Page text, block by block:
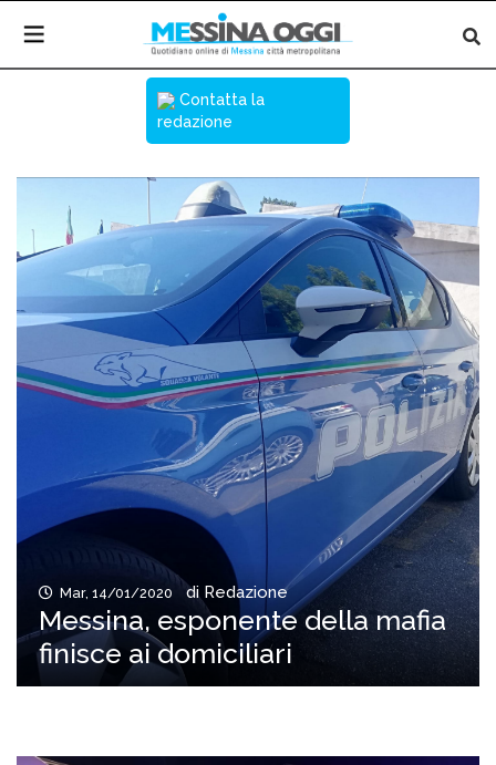
Contatta la
redazione
Mar, 14/01/2020 di Redazione
Messina, esponente della mafia
finisce ai domiciliari